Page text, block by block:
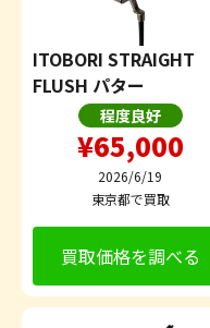
ITOBORI STRAIGHT
FLUSH パター
程度良好
¥65,000
2026/6/19
東京都で買取
買取価格を調べる